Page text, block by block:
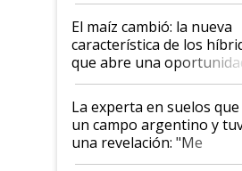
infinitas"
El maíz cambió: la nueva
característica de los
que abre una
el lote
La experta en suelos
un campo argentino y
una revelación: "Me
impresionó mucho"